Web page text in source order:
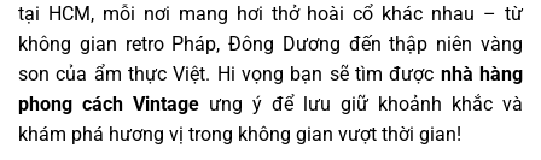
tại HCM, mỗi nơi mang hơi thở hoài cổ khác nhau – từ
không gian retro Pháp, Đông Dương đến thập niên vàng
son của ẩm thực Việt. Hi vọng bạn sẽ tìm được nhà hàng
phong cách Vintage ưng ý để lưu giữ khoảnh khắc và
khám phá hương vị trong không gian vượt thời gian!